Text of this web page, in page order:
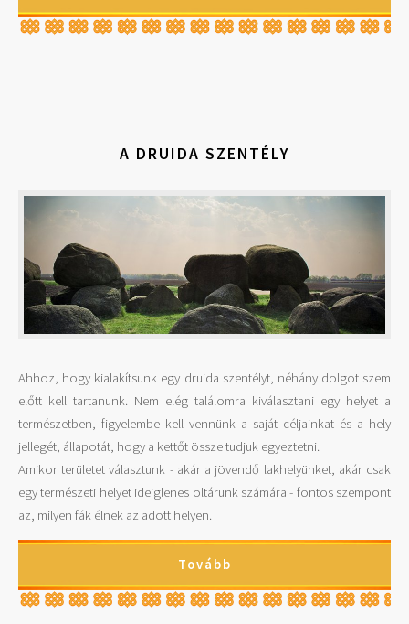
A DRUIDA SZENTÉLY
Ahhoz, hogy kialakítsunk egy druida szentélyt, néhány dolgot szem
előtt kell tartanunk. Nem elég találomra kiválasztani egy helyet a
természetben, figyelembe kell vennünk a saját céljainkat és a hely
jellegét, állapotát, hogy a kettőt össze tudjuk egyeztetni.
Amikor területet választunk - akár a jövendő lakhelyünket, akár csak
egy természeti helyet ideiglenes oltárunk számára - fontos szempont
az, milyen fák élnek az adott helyen.
Tovább